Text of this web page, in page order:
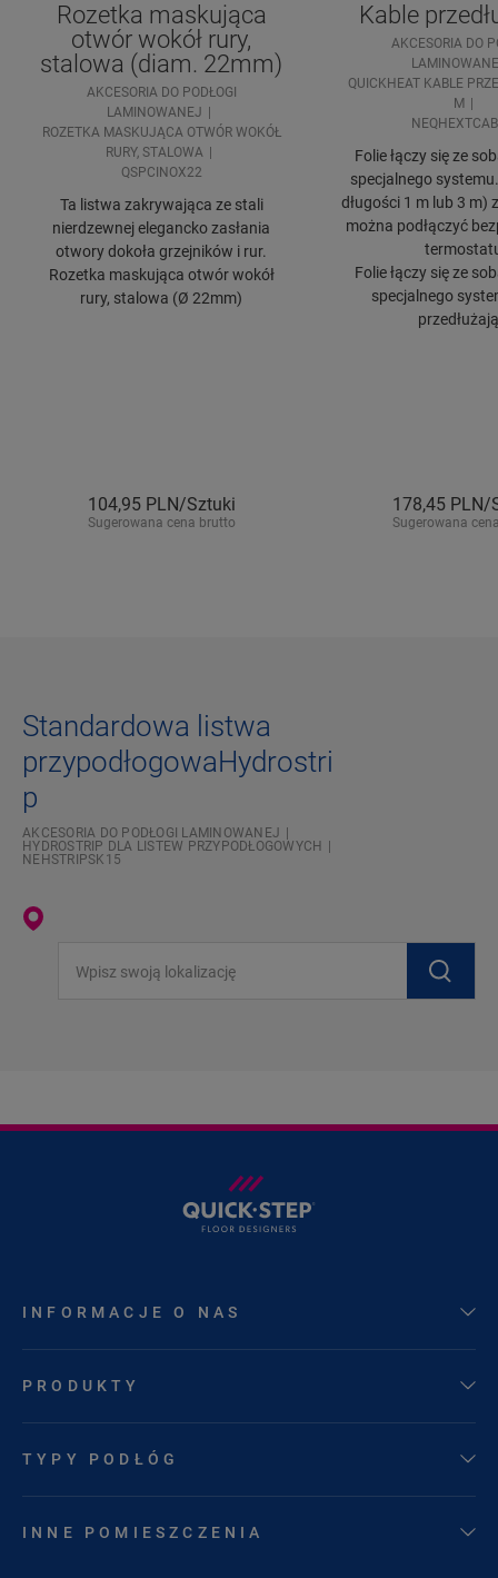
Rozetka maskująca
otwór wokół rury,
stalowa (diam. 22mm)
AKCESORIA DO PODŁOGI
LAMINOWANEJ
ROZETKA MASKUJĄCA OTWÓR WOKÓŁ
RURY, STALOWA
QSPCINOX22
Ta listwa zakrywająca ze stali
nierdzewnej elegancko zasłania
otwory dokoła grzejników i rur.
Rozetka maskująca otwór wokół
rury, stalowa (Ø 22mm)
104,95 PLN/Sztuki
Sugerowana cena brutto
Kable
AKCESORIA DO
QUICKHEAT KABLE
M
Folie łączy się ze
specjalnego
długości 1 m lub 3 m)
można podłączyć
Folie łączy się ze
specjalnego
178,45 PLN/
Sugerowana
Standardowa listwa
przypodłogowaHydrostri
p
AKCESORIA DO PODŁOGI LAMINOWANEJ
HYDROSTRIP DLA LISTEW PRZYPODŁOGOWYCH
NEHSTRIPSK15
INFORMACJE O NAS
PRODUKTY
TYPY PODŁÓG
INNE POMIESZCZENIA